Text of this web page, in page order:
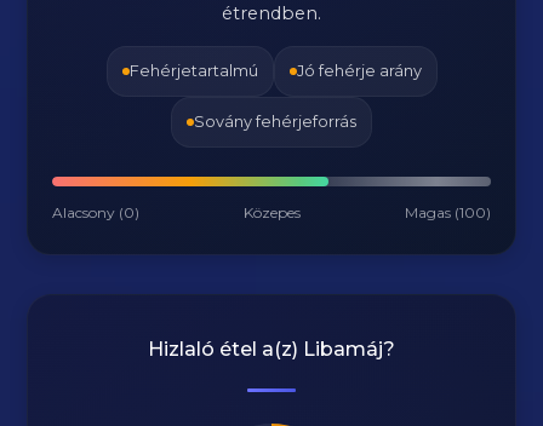
étrendben.
Fehérjetartalmú Jó fehérje arány
Sovány fehérjeforrás
Alacsony (0) Közepes Magas (100)
Hizlaló étel a(z) Libamáj?